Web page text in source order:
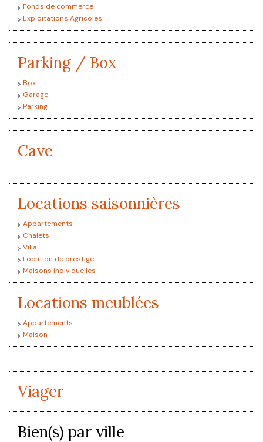
Fonds de commerce
Exploitations Agricoles
Parking / Box
Box
Garage
Parking
Cave
Locations saisonnières
Appartements
Chalets
Villa
Location de prestige
Maisons individuelles
Locations meublées
Appartements
Maison
Viager
Bien(s) par ville